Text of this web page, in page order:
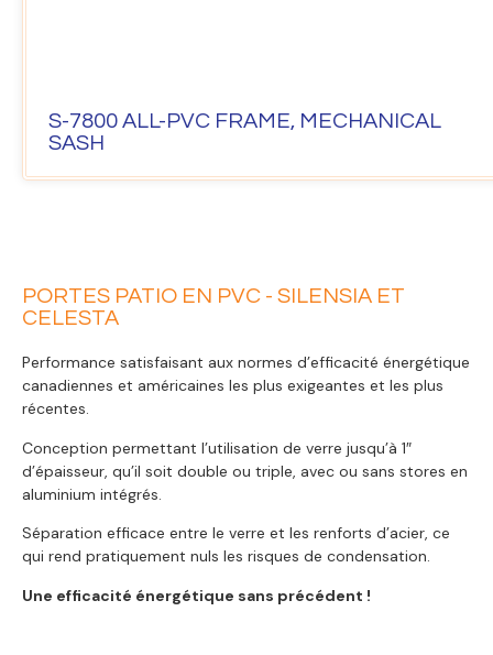
S-7800 ALL-PVC FRAME, MECHANICAL
SASH
PORTES PATIO EN PVC - SILENSIA ET
CELESTA
Performance satisfaisant aux normes d’efficacité énergétique
canadiennes et américaines les plus exigeantes et les plus
récentes.
Conception permettant l’utilisation de verre jusqu’à 1″
d’épaisseur, qu’il soit double ou triple, avec ou sans stores en
aluminium intégrés.
Séparation efficace entre le verre et les renforts d’acier, ce
qui rend pratiquement nuls les risques de condensation.
Une efficacité énergétique sans précédent !